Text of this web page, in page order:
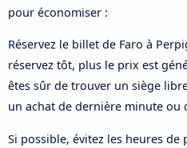
pour économiser :
Réservez le billet de Faro à
réservez tôt, plus le prix est
êtes sûr de trouver un siège
un achat de dernière minute ou
Si possible, évitez les heures